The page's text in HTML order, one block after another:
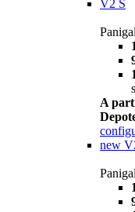
V2 S
A
new